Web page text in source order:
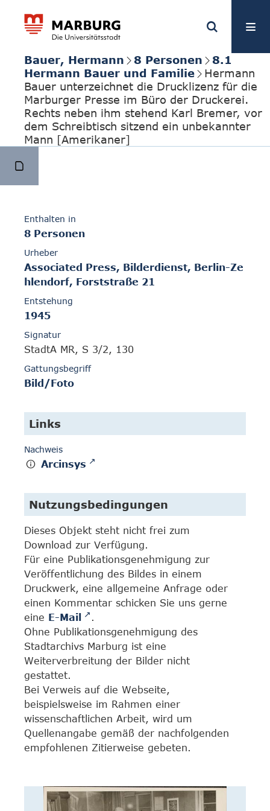
Bauer, Hermann 8 Personen
8.1
Hermann Bauer und Familie
Hermann
Bauer unterzeichnet die Drucklizenz für die
Marburger Presse im Büro der Druckerei.
Rechts neben ihm stehend Karl Bremer, vor
dem Schreibtisch sitzend ein unbekannter
Mann [Amerikaner]
Enthalten in
8 Personen
Urheber
Associated Press, Bilderdienst, Berlin-Ze
hlendorf, Forststraße 21
Entstehung
1945
Signatur
StadtA MR, S 3/2, 130
Gattungsbegriff
Bild/Foto
Links
Nachweis
Arcinsys
Nutzungsbedingungen
Dieses Objekt steht nicht frei zum
Download zur Verfügung.
Für eine Publikationsgenehmigung zur
Veröffentlichung des Bildes in einem
Druckwerk, eine allgemeine Anfrage oder
einen Kommentar schicken Sie uns gerne
eine E-Mail
.
Ohne Publikationsgenehmigung des
Stadtarchivs Marburg ist eine
Weiterverbreitung der Bilder nicht
gestattet.
Bei Verweis auf die Webseite,
beispielsweise im Rahmen einer
wissenschaftlichen Arbeit, wird um
Quellenangabe gemäß der nachfolgenden
empfohlenen Zitierweise gebeten.